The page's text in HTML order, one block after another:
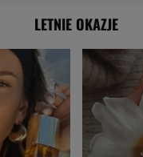
LETNIE OKAZJE